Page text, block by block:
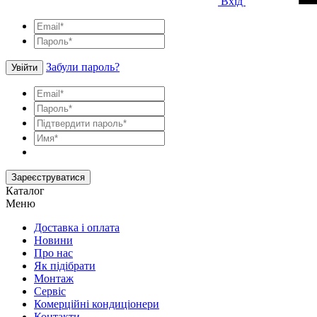
Увійти Забули пароль?
Зареєструватися
Каталог
Меню
Доставка і оплата
Новини
Про нас
Як підібрати
Монтаж
Сервіс
Комерційні кондиціонери